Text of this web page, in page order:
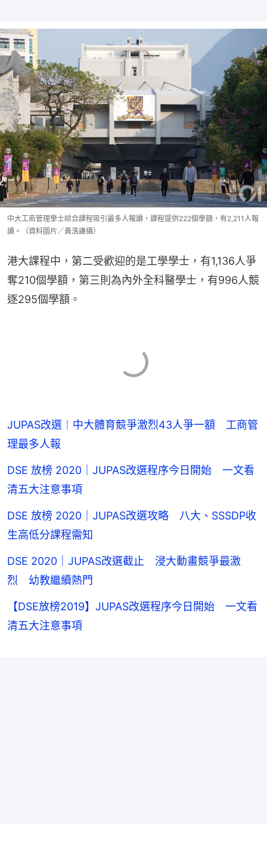
中大工商管理學士綜合課程吸引最多人報讀，課程提供222個學額，有2,211人報
讀。（資料圖片／黃浩謙攝）
港大課程中，第二受歡迎的是工學學士，有1,136人爭
奪210個學額，第三則為內外全科醫學士，有996人競
逐295個學額。
JUPAS改選︱中大體育競爭激烈43人爭一額 工商管
理最多人報
DSE 放榜 2020｜JUPAS改選程序今日開始 一文看
清五大注意事項
DSE 放榜 2020｜JUPAS改選攻略 八大、SSSDP收
生高低分課程需知
DSE 2020｜JUPAS改選截止 浸大動畫競爭最激
烈 幼教繼續熱門
【DSE放榜2019】JUPAS改選程序今日開始 一文看
清五大注意事項